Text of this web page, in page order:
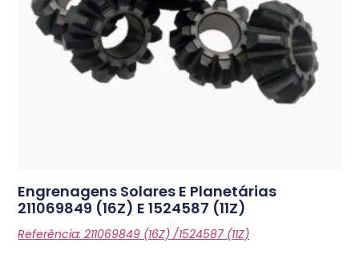
Engrenagens Solares E Planetárias
211069849 (16Z) E 1524587 (11Z)
Referência: 211069849 (16Z) /1524587 (11Z)